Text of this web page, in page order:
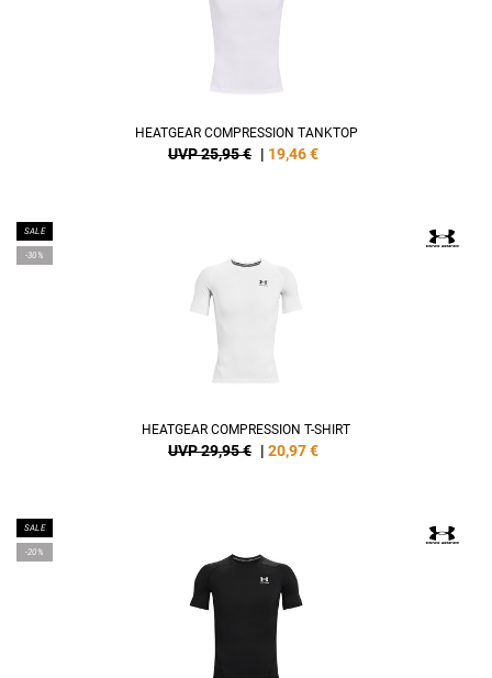
HEATGEAR COMPRESSION TANKTOP
UVP 25,95 € | 19,46€
SALE
-30%
HEATGEAR COMPRESSION T-SHIRT
UVP 29,95 € | 20,97€
SALE
-20%